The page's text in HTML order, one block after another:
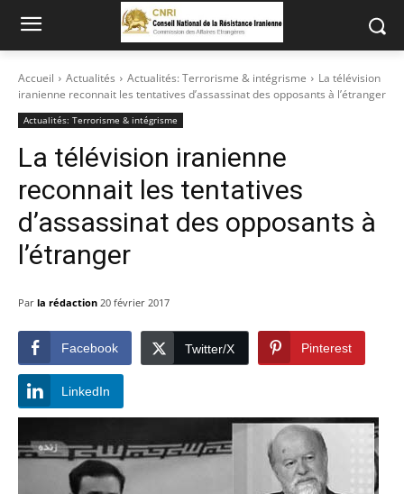
Accueil Actualités Actualités: Terrorisme & intégrisme
La télévision
iranienne reconnait les tentatives d’assassinat des opposants à l’étranger
Actualités: Terrorisme & intégrisme
La télévision iranienne
reconnait les tentatives
d’assassinat des opposants à
l’étranger
Par la rédaction 20 février 2017
Facebook Twitter/X Pinterest
LinkedIn